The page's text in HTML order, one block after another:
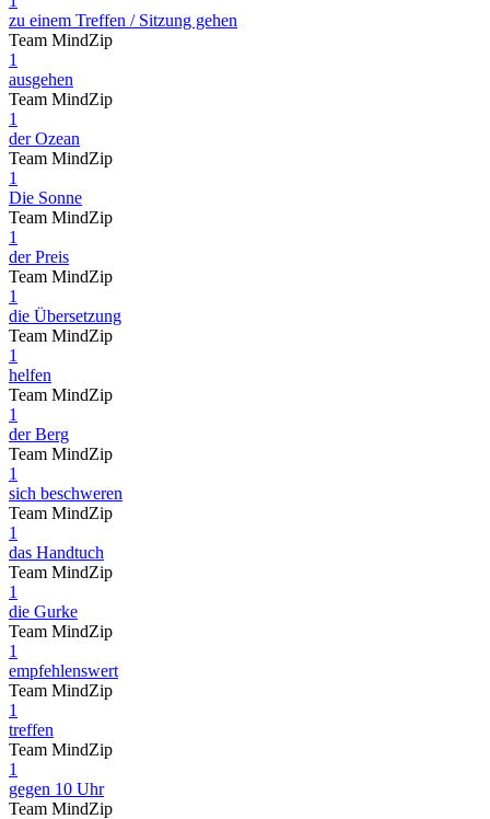
zu einem Treffen / Sitzung gehen
Team MindZip
1
ausgehen
Team MindZip
1
der Ozean
Team MindZip
1
Die Sonne
Team MindZip
1
der Preis
Team MindZip
1
die Übersetzung
Team MindZip
1
helfen
Team MindZip
1
der Berg
Team MindZip
1
sich beschweren
Team MindZip
1
das Handtuch
Team MindZip
1
die Gurke
Team MindZip
1
empfehlenswert
Team MindZip
1
treffen
Team MindZip
1
gegen 10 Uhr
Team MindZip